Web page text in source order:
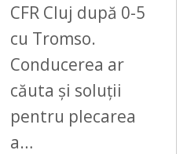
CFR Cluj după 0-5
cu Tromso.
Conducerea ar
căuta și soluții
pentru plecarea
a…